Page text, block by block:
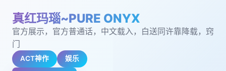
真红玛瑙~PURE ONYX
官方展示，官方普通话，中文载入，白送同许靠降载，窍
门
ACT神作 娱乐